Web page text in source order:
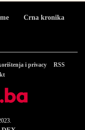
Crna kronika
i privacy
RSS